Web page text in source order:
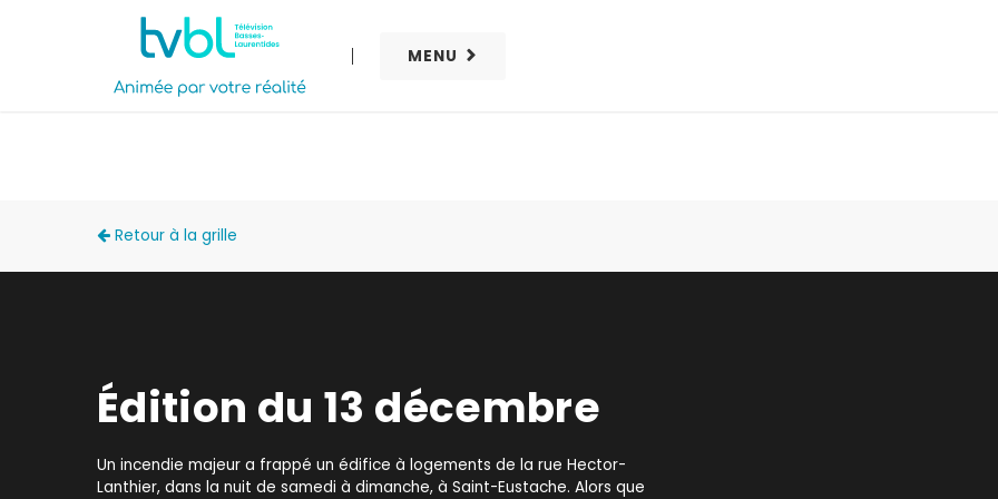
MENU
Retour à la grille
Édition du 13 décembre
Un incendie majeur a frappé un édifice à logements de la rue Hector-
Lanthier, dans la nuit de samedi à dimanche, à Saint-Eustache. Alors que